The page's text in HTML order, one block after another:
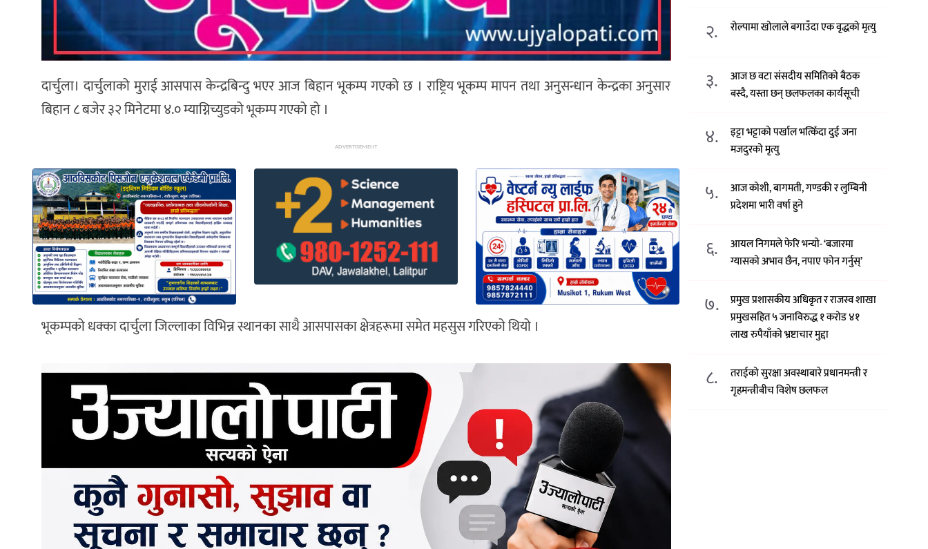
दार्चुला। दार्चुलाको मुराई आसपास केन्द्रबिन्दु भएर आज बिहान भूकम्प गएको छ । राष्ट्रिय भूकम्प मापन तथा अनुसन्धान केन्द्रका अनुसार
बिहान ८ बजेर ३२ मिनेटमा ४.० म्याग्निच्युडको भूकम्प गएको हो ।
ADVERTISEMENT
भूकम्पको धक्का दार्चुला जिल्लाका विभिन्न स्थानका साथै आसपासका क्षेत्रहरूमा समेत महसुस गरिएको थियो ।
२. रोल्पामा खोलाले बगाउँदा एक वृद्धको मृत्यु
३.
आज छ वटा संसदीय समितिको बैठक
बस्दै, यस्ता छन् छलफलका कार्यसूची
४.
इट्टा भट्टाको पर्खाल भत्किँदा दुई जना
मजदुरको मृत्यु
५.
आज कोशी, बागमती, गण्डकी र लुम्बिनी
प्रदेशमा भारी वर्षा हुने
६.
आयल निगमले फेरि भन्याे- ‘बजारमा
ग्यासको अभाव छैन, नपाए फोन गर्नुस्’
७.
प्रमुख प्रशासकीय अधिकृत र राजस्व शाखा
प्रमुखसहित ५ जनाविरुद्ध १ करोड ४१
लाख रुपैयाँको भ्रष्टाचार मुद्दा
८.
तराईको सुरक्षा अवस्थाबारे प्रधानमन्त्री र
गृहमन्त्रीबीच विशेष छलफल